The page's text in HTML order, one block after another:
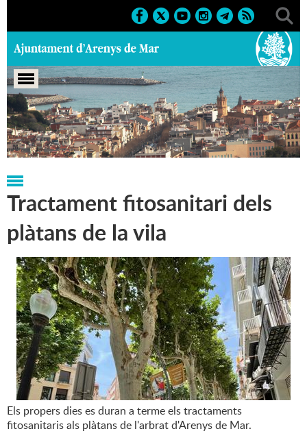
Portada > Regidories > Medi Ambient > Notícies
Tractament fitosanitari dels
plàtans de la vila
Els propers dies es duran a terme els tractaments
fitosanitaris als plàtans de l'arbrat d'Arenys de Mar.